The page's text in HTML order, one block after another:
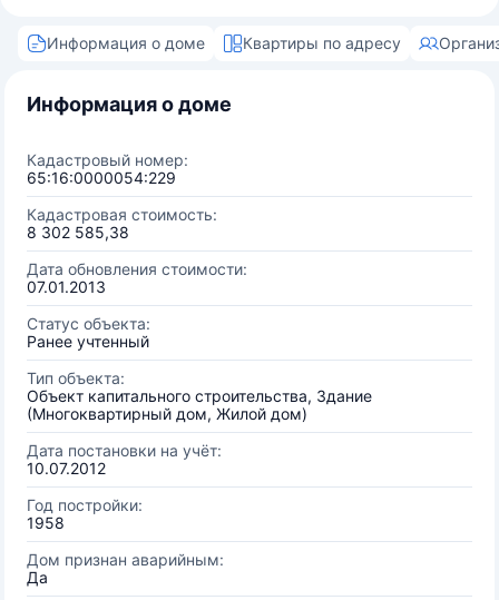
Информация о доме Квартиры по адресу
Информация о доме
Кадастровый номер:
65:16:0000054:229
Кадастровая стоимость:
8 302 585,38
Дата обновления стоимости:
07.01.2013
Статус объекта:
Ранее учтенный
Тип объекта:
Объект капитального строительства, Здание
(Многоквартирный дом, Жилой дом)
Дата постановки на учёт:
10.07.2012
Год постройки:
1958
Дом признан аварийным:
Да